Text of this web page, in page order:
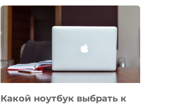
КОТОРЫЕ
СОЗДАВАТЬ
БЕЗ
КОДА
Какой ноутбук выбрать к